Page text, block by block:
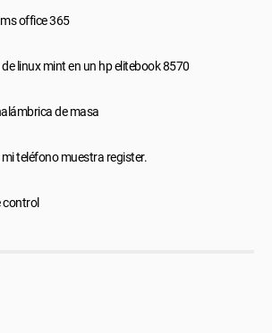
office 365
linux mint en un hp elitebook 8570
de masa
teléfono muestra register.
control